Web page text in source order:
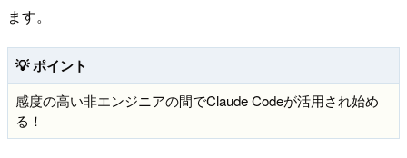
ます。
💡 ポイント
感度の高い非エンジニアの間でClaude Codeが活用され始め
る！